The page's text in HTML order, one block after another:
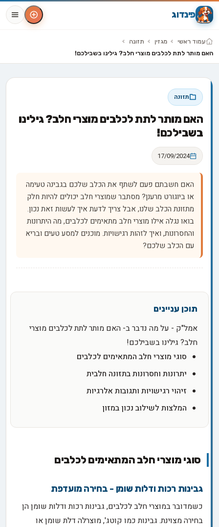
פינדוג
עמוד ראשי מגזין
תזונה
האם מותר לתת לכלבים מוצרי חלב? גילינו בשבילכם!
תזונה
האם מותר לתת לכלבים מוצרי חלב? גילינו
בשבילכם!
17/09/2024
האם חשבתם פעם לשתף את הכלב שלכם בגבינה טעימה
או ביוגורט מרענן? מסתבר שמוצרי חלב יכולים להיות חלק
מתזונת הכלב שלנו, אבל צריך לדעת איך לעשות זאת נכון.
בואו נגלה אילו מוצרי חלב מתאימים לכלבים, מה היתרונות
והחסרונות, ואיך לזהות רגישויות. מוכנים למסע טעים ובריא
עם הכלב שלכם?
אמל"ק - על מה נדבר ב- האם מותר לתת לכלבים מוצרי
חלב? גילינו בשבילכם!
סוגי מוצרי חלב המתאימים לכלבים
יתרונות וחסרונות בתזונה חלבית
זיהוי רגישויות ותגובות אלרגיות
המלצות לשילוב נכון במזון
סוגי מוצרי חלב המתאימים לכלבים
גבינות רכות ודלות שומן - בחירה מועדפת
כשמדובר במוצרי חלב לכלבים, גבינות רכות ודלות שומן הן
בחירה מצוינת. גבינות כמו קוטג', מוצרלה דלת שומן או